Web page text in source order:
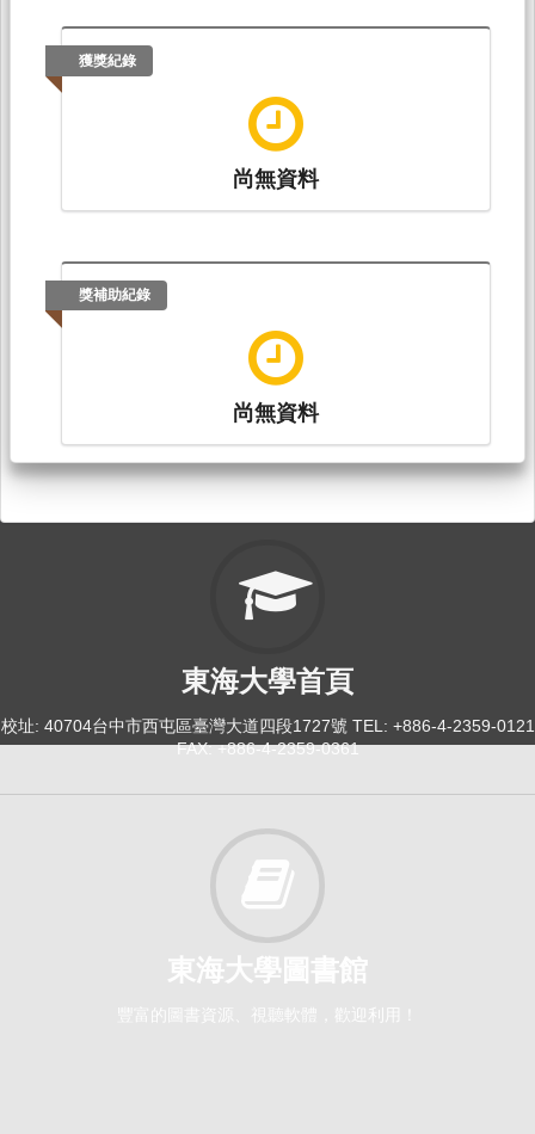
獲獎紀錄
尚無資料
獎補助紀錄
尚無資料
東海大學首頁
校址: 40704台中市西屯區臺灣大道四段1727號 TEL: +886-4-2359-0121
FAX: +886-4-2359-0361
東海大學圖書館
豐富的圖書資源、視聽軟體，歡迎利用！